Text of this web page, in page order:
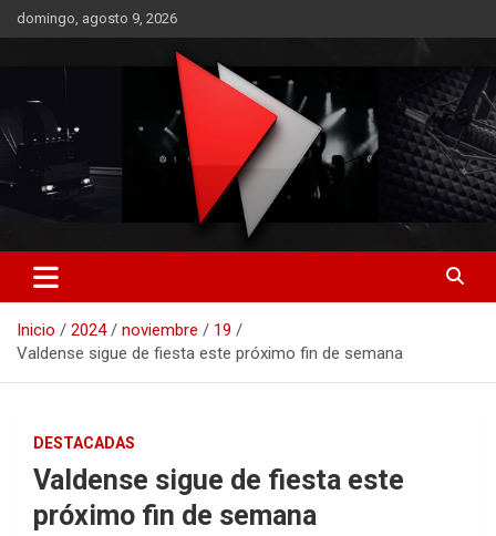
Saltar
al
domingo, agosto 9, 2026
RO CONTENIDOS
Inicio 2024 noviembre
19
Valdense sigue de fiesta este próximo fin de semana
DESTACADAS
Valdense sigue de fiesta este
próximo fin de semana